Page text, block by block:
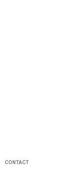
CONTACT